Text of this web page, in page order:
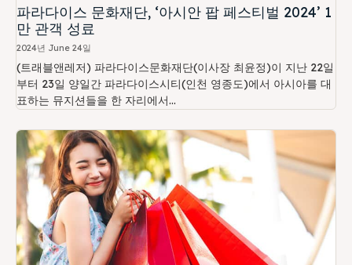
파라다이스 문화재단, ‘아시안 팝 페스티벌 2024’ 1
만 관객 성료
2024년 June 24일
(트래블앤레저) 파라다이스문화재단(이사장 최윤정)이 지난 22일
부터 23일 양일간 파라다이스시티(인천 영종도)에서 아시아를 대
표하는 뮤지션들을 한 자리에서...